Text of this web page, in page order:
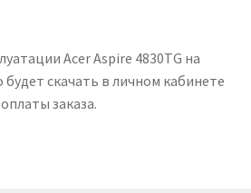
Acer Aspire 4830TG на
скачать в личном кабинете
заказа.